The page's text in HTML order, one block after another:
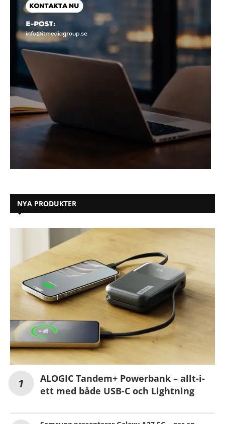
NYA PRODUKTER
ALOGIC Tandem+ Powerbank – allt-i-
ett med både USB-C och Lightning